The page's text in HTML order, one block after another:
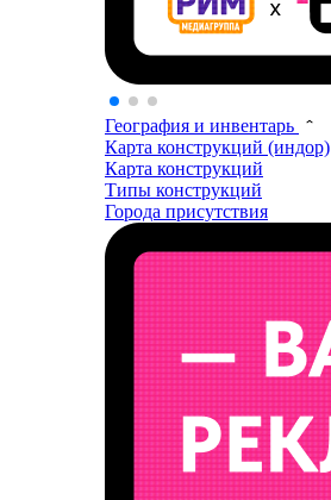
География и инвентарь
Карта конструкций (индор)
Карта конструкций
Типы конструкций
Города присутствия